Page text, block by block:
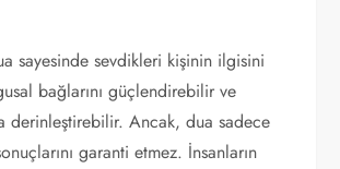
sayesinde sevdikleri kişinin ilgisini
bağlarını güçlendirebilir ve
derinleştirebilir. Ancak, dua sadece
garanti etmez. İnsanların